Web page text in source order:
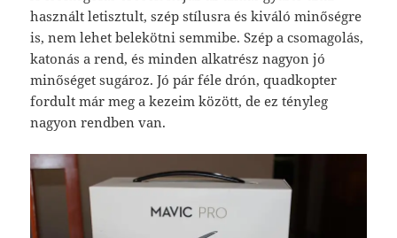
használt letisztult, szép stílusra és kiváló minőségre
is, nem lehet belekötni semmibe. Szép a csomagolás,
katonás a rend, és minden alkatrész nagyon jó
minőséget sugároz. Jó pár féle drón, quadkopter
fordult már meg a kezeim között, de ez tényleg
nagyon rendben van.